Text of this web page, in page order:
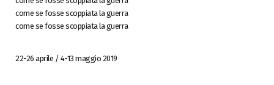
come se fosse scoppiata la guerra
come se fosse scoppiata la guerra
22-26 aprile / 4-13 maggio 2019